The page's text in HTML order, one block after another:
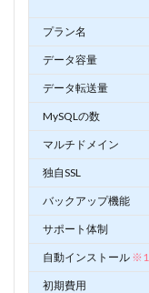
プラン名
データ容量
データ転送量
MySQLの数
マルチドメイン
独自SSL
バックアップ機能
サポート体制
自動インストール ※1
初期費用